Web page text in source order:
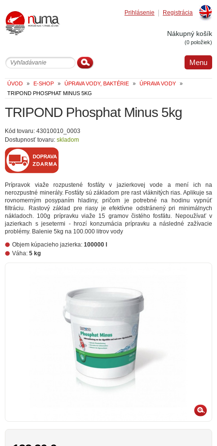
Registrácia
Prihlásenie
Nákupný košík
(0 položiek)
Menu
ÚVOD » E-SHOP » ÚPRAVA VODY, BAKTÉRIE » ÚPRAVA VODY
»
TRIPOND PHOSPHAT MINUS 5KG
TRIPOND Phosphat Minus 5kg
Kód tovaru: 43010010_0003
Dostupnosť tovaru: skladom
Prípravok viaže rozpustené fosfáty v jazierkovej vode a mení ich na
nerozpustné minerály. Fosfáty sú základom pre rast vláknitých rias. Aplikuje sa
rovnomerným posypaním hladiny, pričom je potrebné na hodinu vypnúť
filtráciu. Rastový základ pre riasy je efektívne odstránený pri minimálnych
nákladoch. 100g prípravku viaže 15 gramov čistého fosfátu. Nepoužívať v
jazierkach s jesetermi - hrozí konzumácia prípravku a následné zažívacie
problémy. Balenie 5kg na 100.000 litrov vody
Objem kúpacieho jazierka: 100000 l
Váha: 5 kg